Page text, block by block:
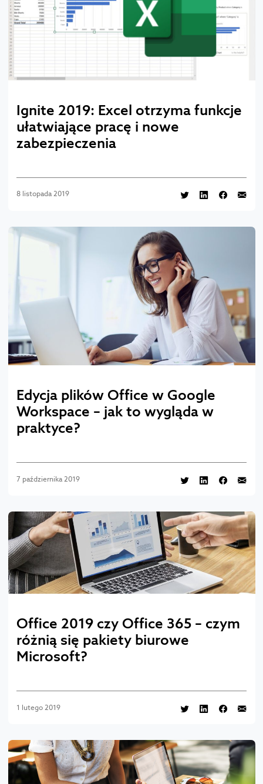
Ignite 2019: Excel otrzyma funkcje
ułatwiające pracę i nowe
zabezpieczenia
8 listopada 2019
Edycja plików Office w Google
Workspace – jak to wygląda w
praktyce?
7 października 2019
Office 2019 czy Office 365 – czym
różnią się pakiety biurowe
Microsoft?
1 lutego 2019